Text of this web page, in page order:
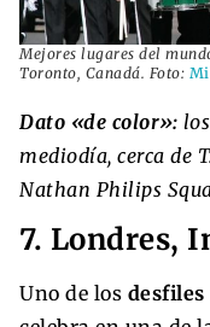
Mejores lugares del
Toronto, Canadá. Foto:
Dato «de color»:
mediodía, cerca de
Nathan Philips
7. Londres,
Uno de los desfiles